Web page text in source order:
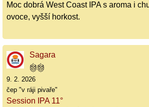
Moc dobrá West Coast IPA s aroma i
ovoce, vyšší horkost.
Sagara
9. 2. 2026
čep "v ráji pivaře"
Session IPA 11°